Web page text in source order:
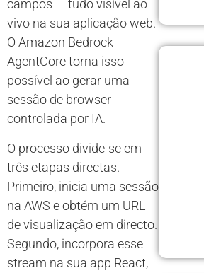
campos — tudo visível ao
vivo na sua aplicação web.
O Amazon Bedrock
AgentCore torna isso
possível ao gerar uma
sessão de browser
controlada por IA.
O processo divide-se em
três etapas directas.
Primeiro, inicia uma sessão
na AWS e obtém um URL
de visualização em directo.
Segundo, incorpora esse
stream na sua app React,